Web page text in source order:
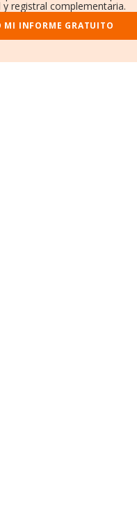
registral complementaria.
MI INFORME GRATUITO